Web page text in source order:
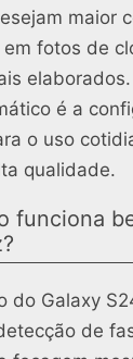
maior
em fotos de
é a
o uso
qualidade.
funciona
do Galaxy
de